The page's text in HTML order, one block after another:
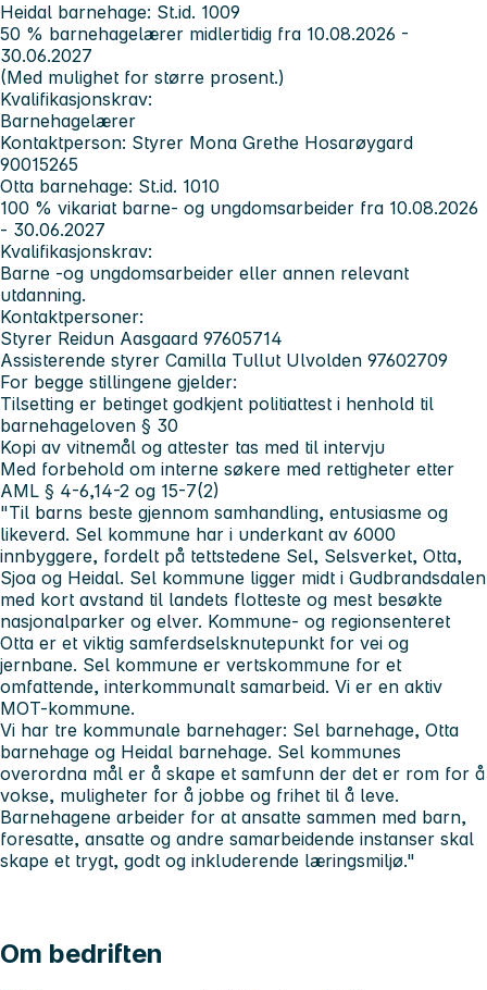
Heidal barnehage: St.id. 1009
50 % barnehagelærer midlertidig fra 10.08.2026 -
30.06.2027
(Med mulighet for større prosent.)
Kvalifikasjonskrav:
Barnehagelærer
Kontaktperson: Styrer Mona Grethe Hosarøygard
90015265
Otta barnehage: St.id. 1010
100 % vikariat barne- og ungdomsarbeider fra 10.08.2026
- 30.06.2027
Kvalifikasjonskrav:
Barne -og ungdomsarbeider eller annen relevant
utdanning.
Kontaktpersoner:
Styrer Reidun Aasgaard 97605714
Assisterende styrer Camilla Tullut Ulvolden 97602709
For begge stillingene gjelder:
Tilsetting er betinget godkjent politiattest i henhold til
barnehageloven § 30
Kopi av vitnemål og attester tas med til intervju
Med forbehold om interne søkere med rettigheter etter
AML § 4-6,14-2 og 15-7(2)
"Til barns beste gjennom samhandling, entusiasme og
likeverd. Sel kommune har i underkant av 6000
innbyggere, fordelt på tettstedene Sel, Selsverket, Otta,
Sjoa og Heidal. Sel kommune ligger midt i Gudbrandsdalen
med kort avstand til landets flotteste og mest besøkte
nasjonalparker og elver. Kommune- og regionsenteret
Otta er et viktig samferdselsknutepunkt for vei og
jernbane. Sel kommune er vertskommune for et
omfattende, interkommunalt samarbeid. Vi er en aktiv
MOT-kommune.
Vi har tre kommunale barnehager: Sel barnehage, Otta
barnehage og Heidal barnehage. Sel kommunes
overordna mål er å skape et samfunn der det er rom for å
vokse, muligheter for å jobbe og frihet til å leve.
Barnehagene arbeider for at ansatte sammen med barn,
foresatte, ansatte og andre samarbeidende instanser skal
skape et trygt, godt og inkluderende læringsmiljø."
Om bedriften